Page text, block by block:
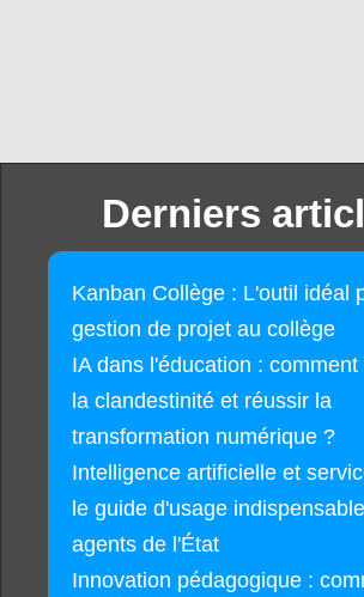
Derniers
Kanban Collège : L'outil idéal
gestion de projet au collège
IA dans l'éducation :
la clandestinité et réussir la
transformation numérique ?
Intelligence artificielle et
le guide d'usage
agents de l'État
Innovation pédagogique :